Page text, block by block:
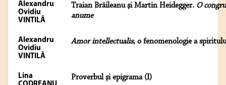
Alexandru
Ovidiu
VINTILĂ
Traian Brăileanu şi Martin Heidegger. O
anume
Alexandru
Ovidiu
VINTILĂ
Amor intellectualis, o fenomenologie a
Lina
Proverbul şi epigrama (I)